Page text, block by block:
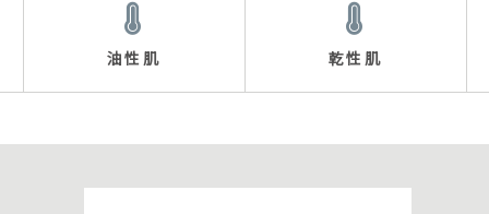
油性肌 乾性肌